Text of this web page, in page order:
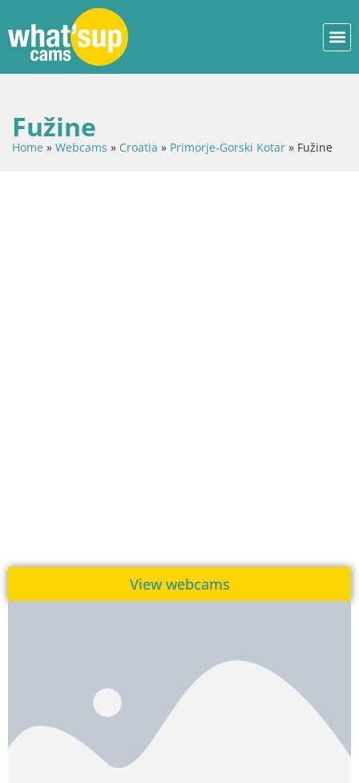
Fužine
Home » Webcams » Croatia » Primorje-Gorski Kotar » Fužine
View webcams